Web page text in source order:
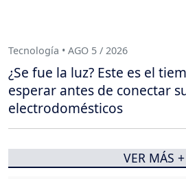
Tecnología • AGO 5 / 2026
¿Se fue la luz? Este es el
esperar antes de conectar
electrodomésticos
VER MÁS +